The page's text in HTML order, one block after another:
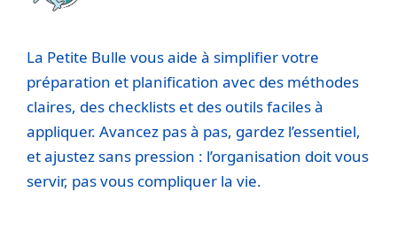
La Petite Bulle vous aide à simplifier votre
préparation et planification avec des méthodes
claires, des checklists et des outils faciles à
appliquer. Avancez pas à pas, gardez l’essentiel,
et ajustez sans pression : l’organisation doit vous
servir, pas vous compliquer la vie.